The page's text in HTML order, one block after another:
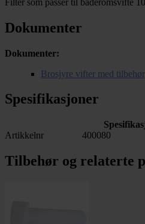
Dokumenter
Dokumenter:
Brosjyre vifter med tilbehør
Spesifikasjoner
Artikkelnr
400080
Tilbehør og relaterte